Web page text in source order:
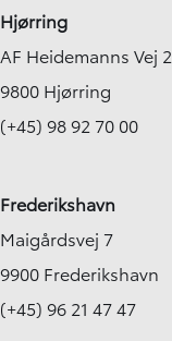
Hjørring
AF Heidemanns Vej 2
9800 Hjørring
(+45) 98 92 70 00
Frederikshavn
Maigårdsvej 7
9900 Frederikshavn
(+45) 96 21 47 47